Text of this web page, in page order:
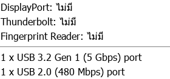
DisplayPort: ไม่มี
Thunderbolt: ไม่มี
Fingerprint Reader: ไม่มี
1 x USB 3.2 Gen 1 (5 Gbps) port
1 x USB 2.0 (480 Mbps) port